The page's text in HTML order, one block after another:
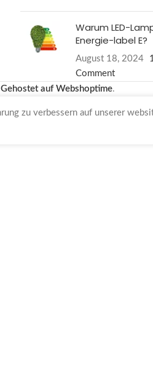
Warum LED-
Energie-label E?
August 18, 2024
Comment
Gehostet auf Webshoptime.
zu verbessern auf unserer